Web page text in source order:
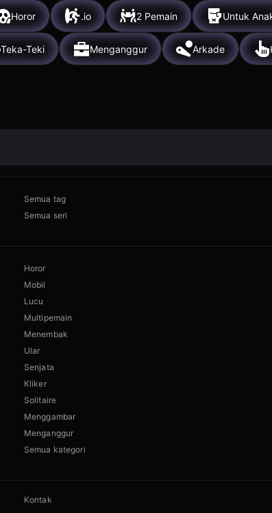
Horor .io 2 Pemain Untuk
Teka-Teki Menganggur Arkade
Semua tag
Semua seri
Horor
Mobil
Lucu
Multipemain
Menembak
Ular
Senjata
Kliker
Solitaire
Menggambar
Menganggur
Semua kategori
Kontak